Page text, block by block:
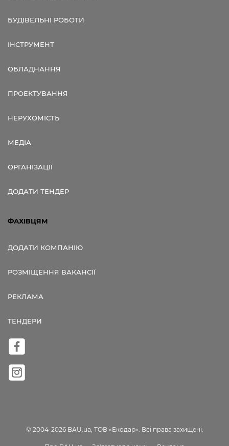
БУДІВЕЛЬНІ РОБОТИ
ІНСТРУМЕНТ
ОБЛАДНАННЯ
ПРОЕКТУВАННЯ
НЕРУХОМІСТЬ
МЕДІА
ОРГАНІЗАЦІЇ
ДОДАТИ ТЕНДЕР
ФАХІВЦЯМ
ДОДАТИ КОМПАНІЮ
РОЗМІЩЕННЯ ВАКАНСІЇ
РЕКЛАМА
ТЕНДЕРИ
© 2004-2026 BAU.ua, ТОВ «Екодар». Всі права захищені.